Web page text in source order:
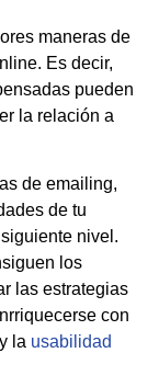
maneras de
Es decir,
pueden
la relación a
de emailing,
de tu
nivel.
los
las estrategias
con
la usabilidad